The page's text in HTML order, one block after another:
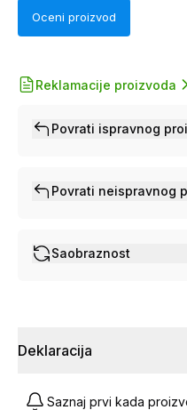
Oceni proizvod
Reklamacije proizvoda
Povrati ispravnog
Povrati neispravnog
Saobraznost
Deklaracija
Saznaj prvi kada